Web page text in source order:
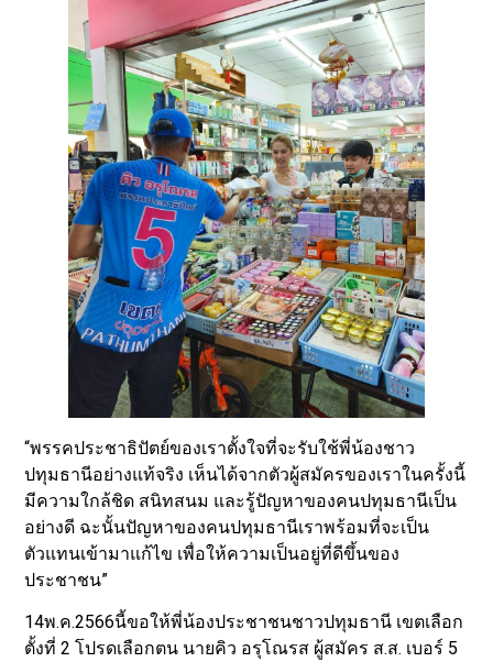
“พรรคประชาธิปัตย์ของเราตั้งใจที่จะรับใช้พี่น้องชาว
ปทุมธานีอย่างแท้จริง เห็นได้จากตัวผู้สมัครของเราในครั้งนี้
มีความใกล้ชิด สนิทสนม และรู้ปัญหาของคนปทุมธานีเป็น
อย่างดี ฉะนั้นปัญหาของคนปทุมธานีเราพร้อมที่จะเป็น
ตัวแทนเข้ามาแก้ไข เพื่อให้ความเป็นอยู่ที่ดีขึ้นของ
ประชาชน”
14พ.ค.2566นี้ขอให้พี่น้องประชาชนชาวปทุมธานี เขตเลือก
ตั้งที่ 2 โปรดเลือกตน นายคิว อรุโณรส ผู้สมัคร ส.ส. เบอร์ 5